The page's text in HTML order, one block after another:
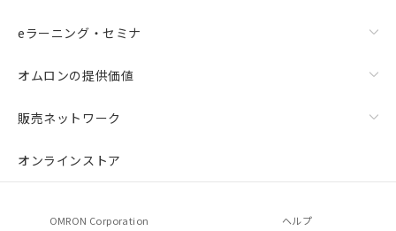
eラーニング・セミナ
オムロンの提供価値
販売ネットワーク
オンラインストア
OMRON Corporation ヘルプ